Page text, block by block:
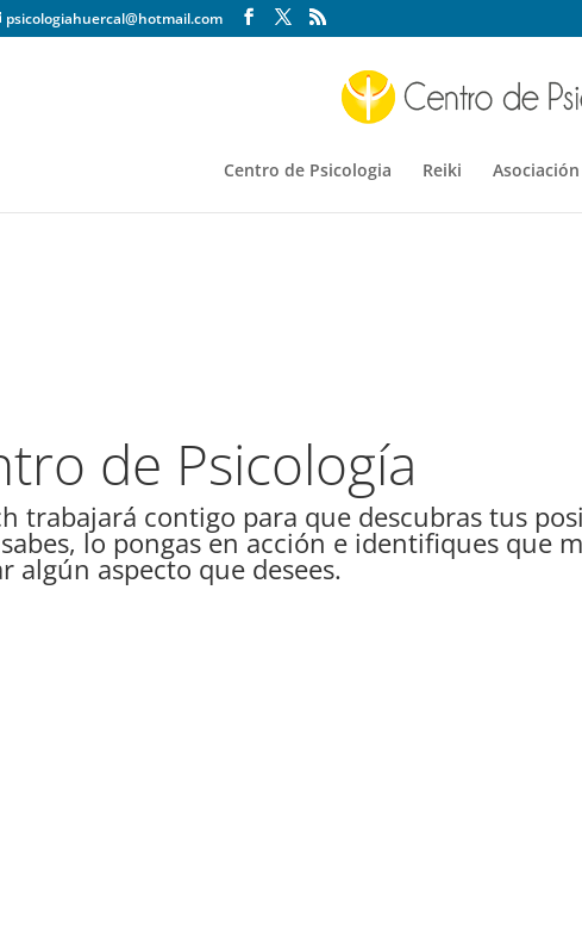
psicologiahuercal@hotmail.com
Centro de Psicologia Reiki Asociación
de Psicología
trabajará contigo para que descubras tus
lo pongas en acción e identifiques que
algún aspecto que desees.